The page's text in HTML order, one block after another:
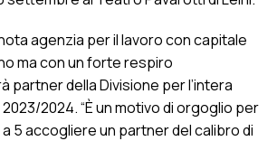
agenzia per il lavoro con capitale
ma con un forte respiro
partner della Divisione per l’intera
2024. “È un motivo di orgoglio per
5 accogliere un partner del calibro di